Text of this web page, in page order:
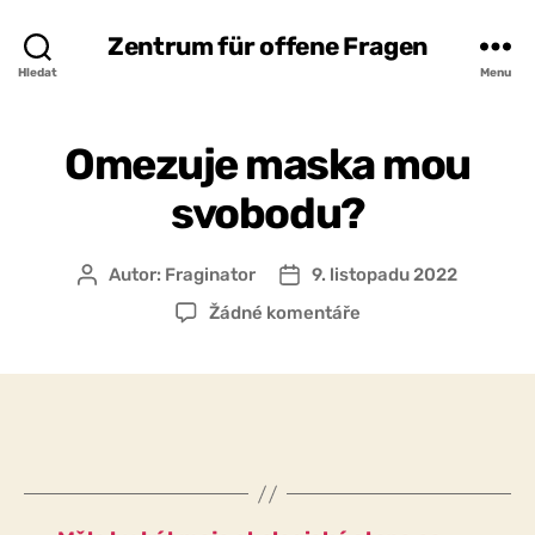
Hledat
Zentrum für offene Fragen
Menu
Omezuje maska mou
svobodu?
AutorAutor: Fraginator
Datum
příspěvku
9. listopadu 2022
Žádné komentářeu
svobodu?